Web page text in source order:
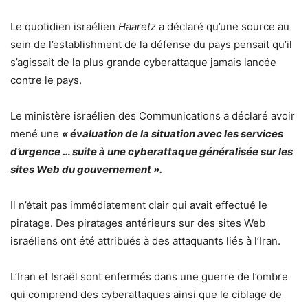
Le quotidien israélien Haaretz a déclaré qu’une source au
sein de l’establishment de la défense du pays pensait qu’il
s’agissait de la plus grande cyberattaque jamais lancée
contre le pays.
Le ministère israélien des Communications a déclaré avoir
mené une « évaluation de la situation avec les services
d’urgence … suite à une cyberattaque généralisée sur les
sites Web du gouvernement ».
Il n’était pas immédiatement clair qui avait effectué le
piratage. Des piratages antérieurs sur des sites Web
israéliens ont été attribués à des attaquants liés à l’Iran.
L’Iran et Israël sont enfermés dans une guerre de l’ombre
qui comprend des cyberattaques ainsi que le ciblage de